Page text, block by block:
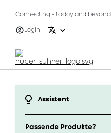
Connecting - today and beyond
Login
Assistent
Passende Produkte?